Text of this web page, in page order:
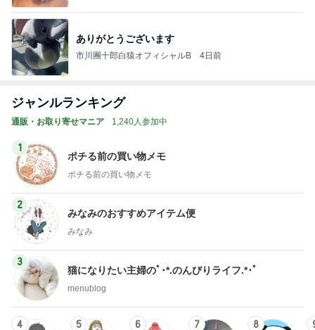
ありがとうございます
市川團十郎白猿オフィシャルB 4日前
ジャンルランキング
通販・お取り寄せマニア 1,240人参加中
1
ポチる前の買い物メモ
ポチる前の買い物メモ
2
みなみのおすすめアイテム便
みなみ
3
猫になりたい主婦のﾟ･*.のんびりライフ.*･ﾟ
menublog
4 5 6 7 8